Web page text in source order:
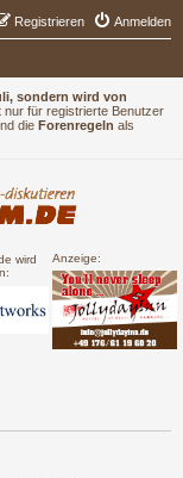
sondern wird von
nur für registrierte Benutzer
die Forenregeln als
wird
Anzeige:
Anmelden
Registrieren